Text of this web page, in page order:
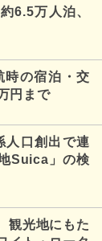
6.5万人泊、
時の宿泊・交
円まで
人口創出で連
Suica」の検
観光地にもた